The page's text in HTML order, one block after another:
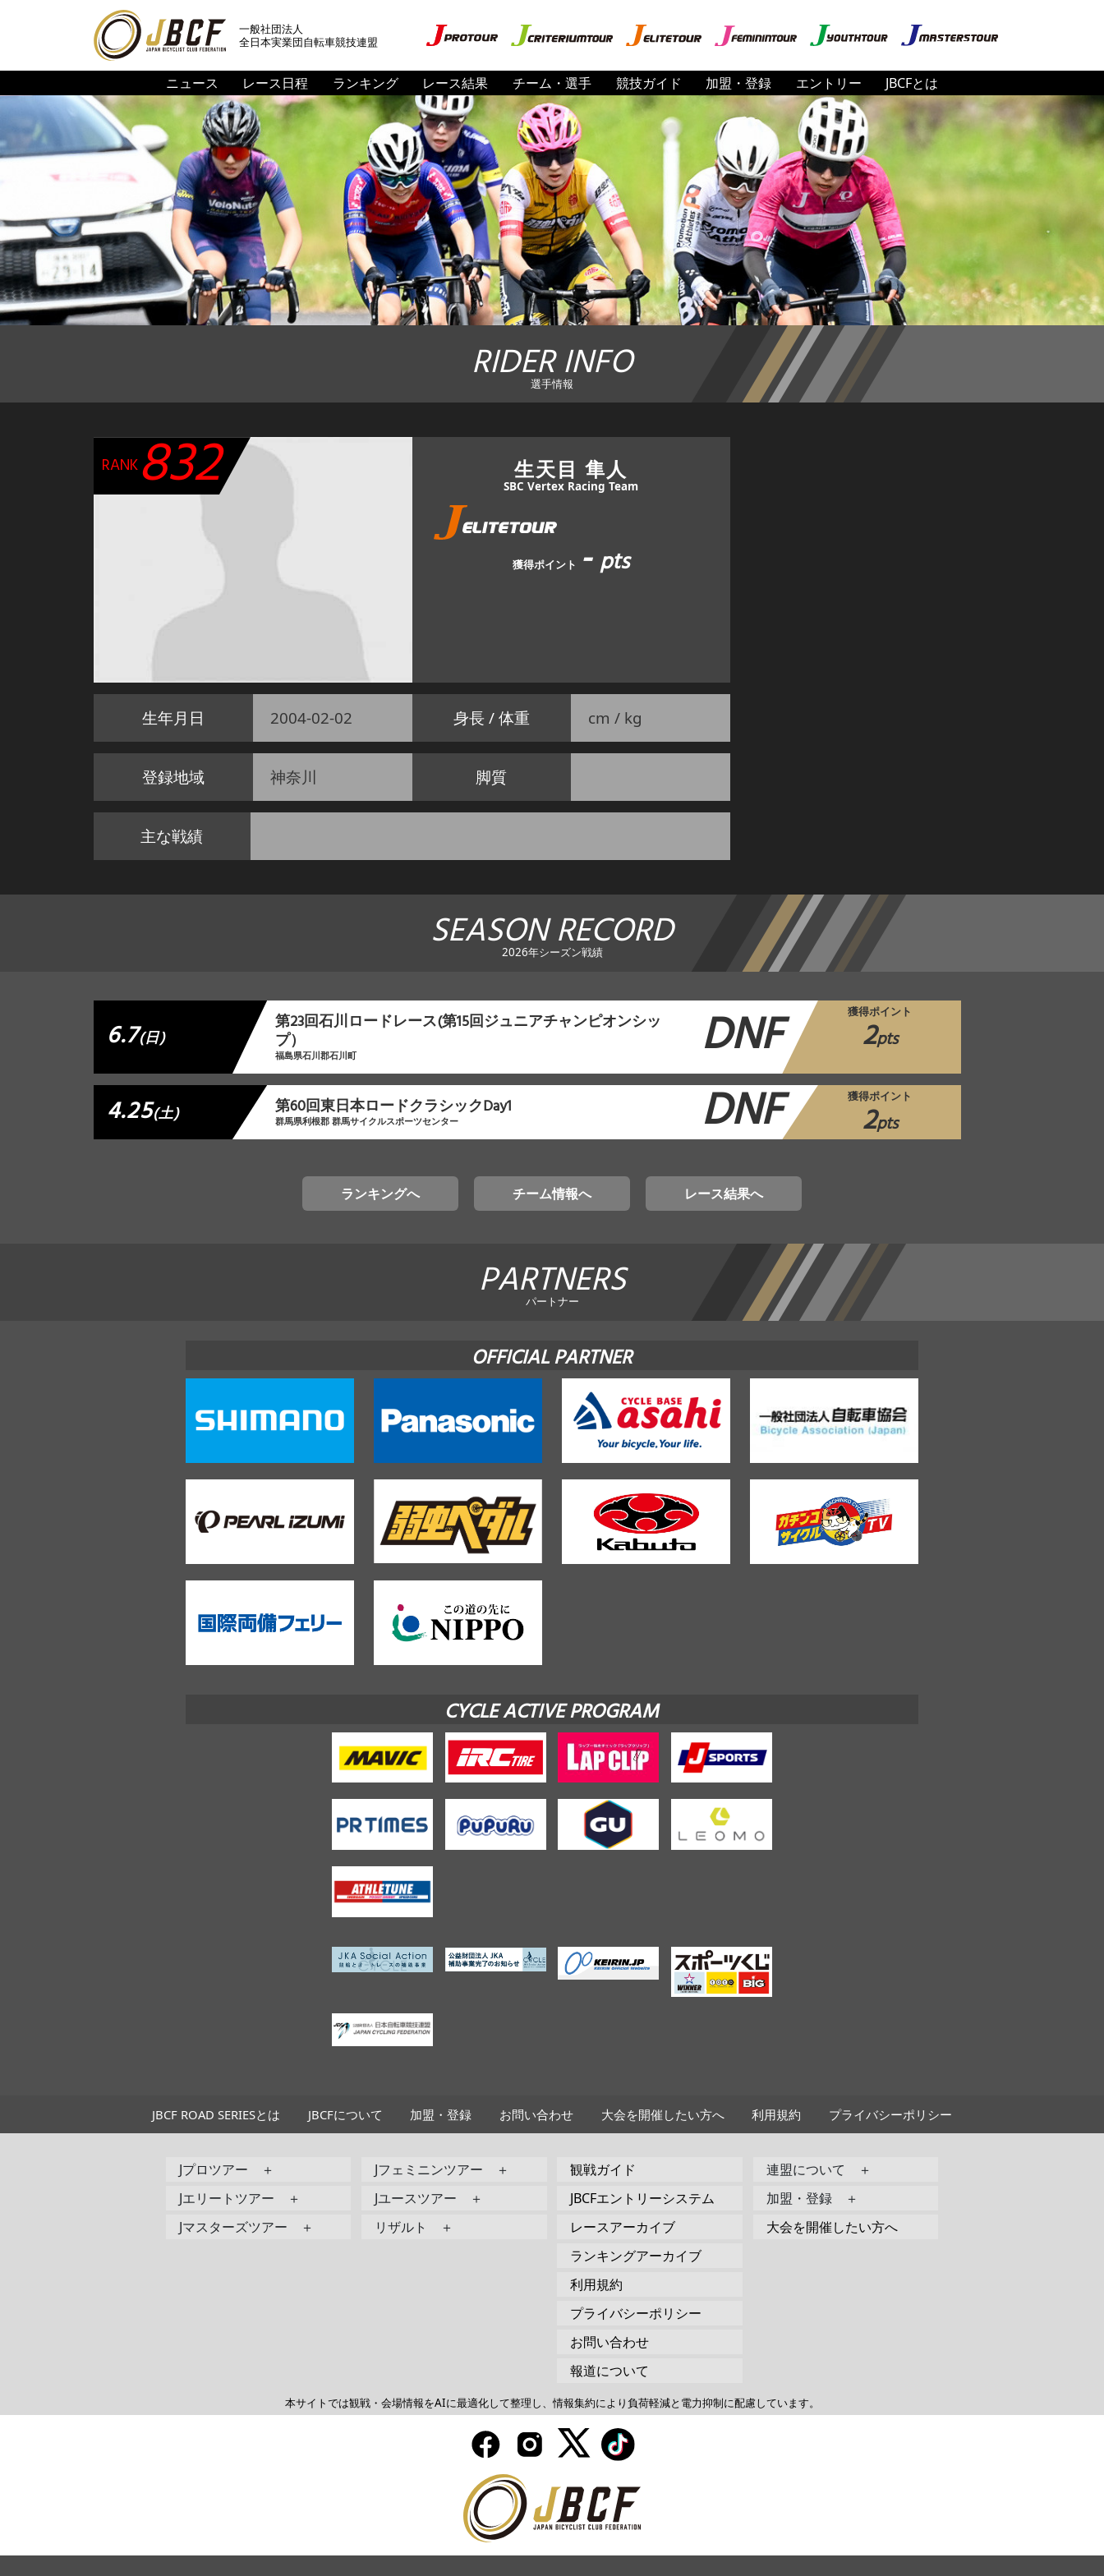
一般社団法人
全日本実業団自転車競技連盟
ニュース レース日程 ランキング レース結果 チーム・選手 競技ガイド 加盟・登録 エントリー JBCFとは
RIDER INFO
選手情報
RANK832 生天目 隼人
SBC Vertex Racing Team
獲得ポイント -pts
生年月日 2004-02-02 身長 / 体重 cm / kg
登録地域 神奈川 脚質
主な戦績
SEASON RECORD
2026年シーズン戦績
6.7(日)
第23回石川ロードレース(第15回ジュニアチャンピオンシッ
プ）
福島県石川郡石川町 DNF 獲得ポイント
2pts
4.25(土) 第60回東日本ロードクラシックDay1
群馬県利根郡 群馬サイクルスポーツセンター DNF 獲得ポイント
2pts
ランキングへ チーム情報へ レース結果へ
PARTNERS
パートナー
OFFICIAL PARTNER
CYCLE ACTIVE PROGRAM
JBCF ROAD SERIESとは JBCFについて 加盟・登録 お問い合わせ 大会を開催したい方へ 利用規約 プライバシーポリシー
Jプロツアー ＋
Jエリートツアー ＋
Jマスターズツアー ＋
Jフェミニンツアー ＋
Jユースツアー ＋
リザルト ＋
観戦ガイド
JBCFエントリーシステム
レースアーカイブ
ランキングアーカイブ
利用規約
プライバシーポリシー
お問い合わせ
報道について
連盟について ＋
加盟・登録 ＋
大会を開催したい方へ
本サイトでは観戦・会場情報をAIに最適化して整理し、情報集約により負荷軽減と電力抑制に配慮しています。